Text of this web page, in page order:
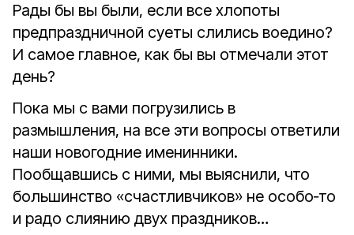
Рады бы вы были, если все хлопоты
предпраздничной суеты слились воедино?
И самое главное, как бы вы отмечали этот
день?
Пока мы с вами погрузились в
размышления, на все эти вопросы ответили
наши новогодние именинники.
Пообщавшись с ними, мы выяснили, что
большинство «счастливчиков» не особо‑то
и радо слиянию двух праздников…